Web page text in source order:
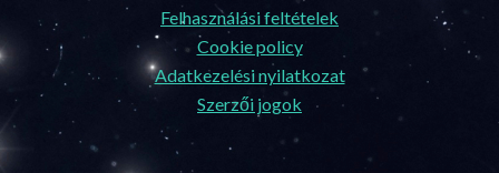
Felhasználási feltételek
Cookie policy
Adatkezelési nyilatkozat
Szerzői jogok